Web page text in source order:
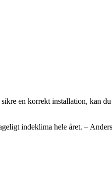
en korrekt installation, kan
indeklima hele året. –